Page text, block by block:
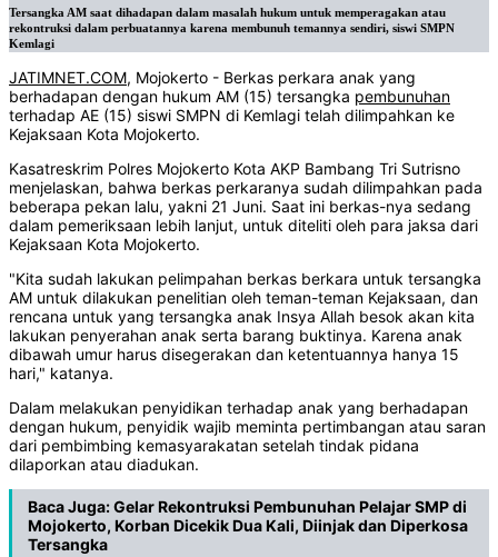
Tersangka AM saat dihadapan dalam masalah hukum untuk memperagakan atau
rekontruksi dalam perbuatannya karena membunuh temannya sendiri, siswi SMPN
Kemlagi
JATIMNET.COM, Mojokerto - Berkas perkara anak yang
berhadapan dengan hukum AM (15) tersangka pembunuhan
terhadap AE (15) siswi SMPN di Kemlagi telah dilimpahkan ke
Kejaksaan Kota Mojokerto.
Kasatreskrim Polres Mojokerto Kota AKP Bambang Tri Sutrisno
menjelaskan, bahwa berkas perkaranya sudah dilimpahkan pada
beberapa pekan lalu, yakni 21 Juni. Saat ini berkas-nya sedang
dalam pemeriksaan lebih lanjut, untuk diteliti oleh para jaksa dari
Kejaksaan Kota Mojokerto.
"Kita sudah lakukan pelimpahan berkas berkara untuk tersangka
AM untuk dilakukan penelitian oleh teman-teman Kejaksaan, dan
rencana untuk yang tersangka anak Insya Allah besok akan kita
lakukan penyerahan anak serta barang buktinya. Karena anak
dibawah umur harus disegerakan dan ketentuannya hanya 15
hari," katanya.
Dalam melakukan penyidikan terhadap anak yang berhadapan
dengan hukum, penyidik wajib meminta pertimbangan atau saran
dari pembimbing kemasyarakatan setelah tindak pidana
dilaporkan atau diadukan.
Baca Juga:Gelar Rekontruksi Pembunuhan Pelajar SMP di
Mojokerto, Korban Dicekik Dua Kali, Diinjak dan Diperkosa
Tersangka